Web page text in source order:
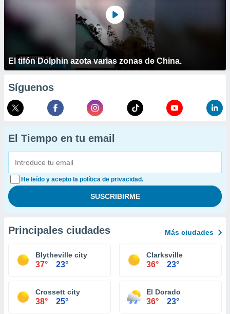
El tifón Dolphin azota varias zonas de China.
Síguenos
El Tiempo en tu email
He leído y acepto la política de privacidad.
Principales ciudades Más ciudades
Blytheville city
37° 23°
Clarksville
36° 23°
Crossett city
38° 25°
El Dorado
36° 23°